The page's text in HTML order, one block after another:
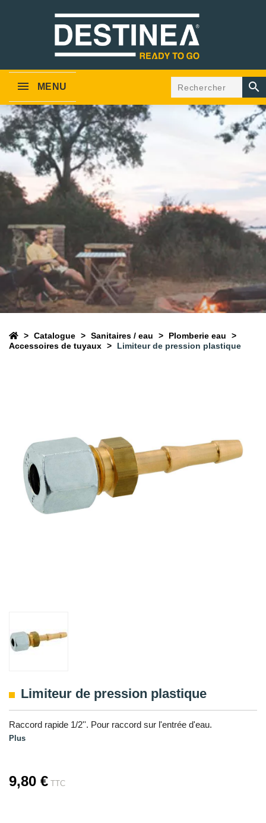
MENU 
Catalogue Sanitaires / eau
Plomberie eau
Accessoires de tuyaux
Limiteur de pression plastique
Limiteur de pression plastique
Raccord rapide 1/2''. Pour raccord sur l'entrée d'eau.
Plus
9,80 € TTC